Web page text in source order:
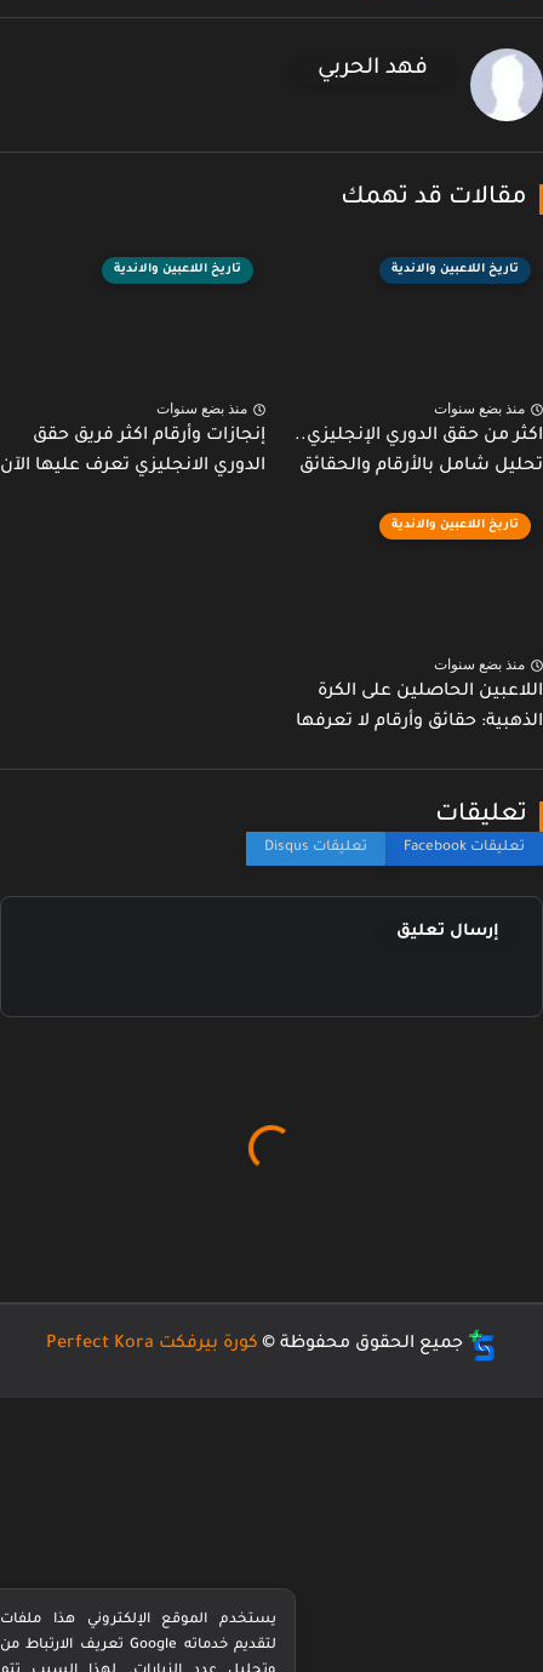
فهد الحربي
قد تهمك
تاريخ اللاعبين والاندية
بضع سنوات
من حقق الدوري الإنجليزي..
شامل بالأرقام والحقائق
تاريخ اللاعبين والاندية
منذ بضع سنوات
إنجازات وأرقام اكثر فريق حقق
الدوري الانجليزي تعرف عليها الآن
تاريخ اللاعبين والاندية
بضع سنوات
الحاصلين على الكرة
حقائق وأرقام لا تعرفها
إرسال تعليق
جميع الحقوق محفوظة © كورة بيرفكت Perfect Kora
يستخدم الموقع الإلكتروني هذا ملفات
تعريف الارتباط من Google لتقديم خدماته